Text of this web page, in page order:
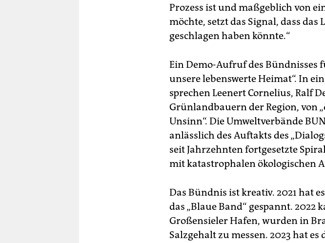
Prozess ist und maßgeblich von
möchte, setzt das Signal, dass das
geschlagen haben könnte.“
Ein Demo-Aufruf des Bündnisses
unsere lebenswerte Heimat“. In
sprechen Leenert Cornelius, Ralf
Grünlandbauern der Region, von
Unsinn“. Die Umweltverbände
anlässlich des Auftakts des
seit Jahrzehnten fortgesetzte
mit katastrophalen ökologischen
Das Bündnis ist kreativ. 2021 hat
das „Blaue Band“ gespannt. 2022
Großensieler Hafen, wurden in
Salzgehalt zu messen. 2023 hat